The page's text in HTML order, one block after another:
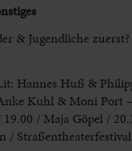
& Jugendliche
Hannes Huß &
Kuhl & Moni Port
19.00 / Maja Göpel /
/ Straßentheaterfestival